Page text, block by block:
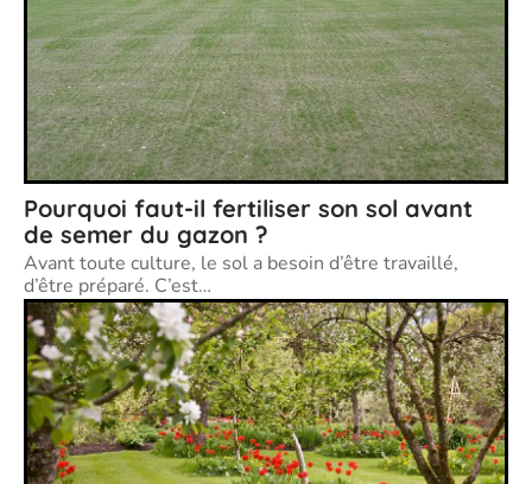
Pourquoi faut-il fertiliser son sol avant
de semer du gazon ?
Avant toute culture, le sol a besoin d’être travaillé,
d’être préparé. C’est…